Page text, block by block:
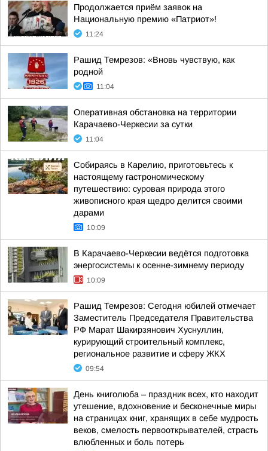
Продолжается приём заявок на
Национальную премию «Патриот»!
11:24
Рашид Темрезов: «Вновь чувствую, как
родной
11:04
Оперативная обстановка на территории
Карачаево-Черкесии за сутки
11:04
Собираясь в Карелию, приготовьтесь к
настоящему гастрономическому
путешествию: суровая природа этого
живописного края щедро делится своими
дарами
10:09
В Карачаево-Черкесии ведётся подготовка
энергосистемы к осенне-зимнему периоду
10:09
Рашид Темрезов: Сегодня юбилей отмечает
Заместитель Председателя Правительства
РФ Марат Шакирзянович Хуснуллин,
курирующий строительный комплекс,
региональное развитие и сферу ЖКХ
09:54
День книголюба – праздник всех, кто находит
утешение, вдохновение и бесконечные миры
на страницах книг, хранящих в себе мудрость
веков, смелость первооткрывателей, страсть
влюбленных и боль потерь